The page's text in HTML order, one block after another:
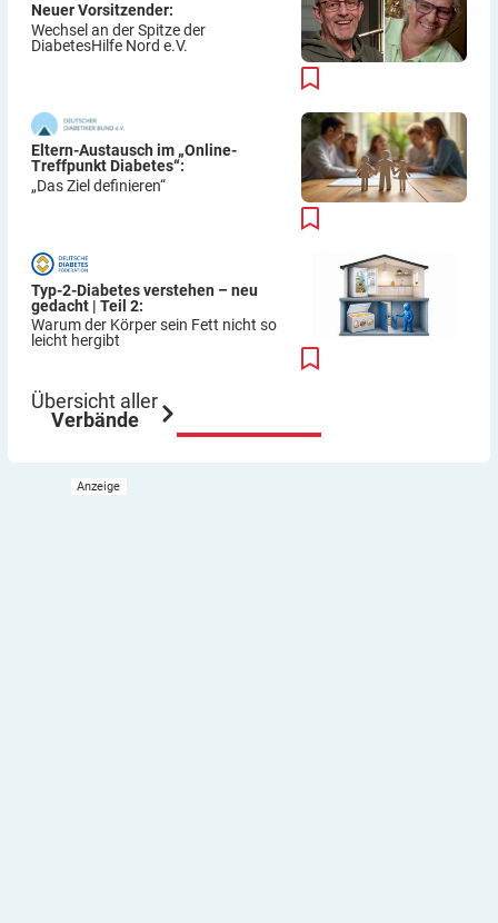
Neuer Vorsitzender:
Wechsel an der Spitze der
DiabetesHilfe Nord e.V.
Eltern-Austausch im „Online-
Treffpunkt Diabetes“:
„Das Ziel definieren“
Typ-2-Diabetes verstehen – neu
gedacht | Teil 2:
Warum der Körper sein Fett nicht so
leicht hergibt
Übersicht aller
Verbände